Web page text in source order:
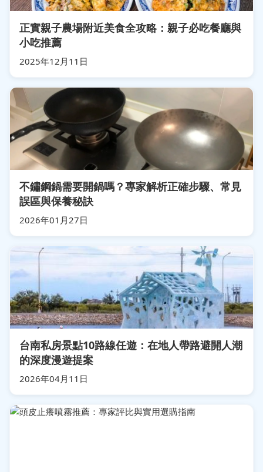
正實親子農場附近美食全攻略：親子必吃餐廳與
小吃推薦
2025年12月11日
不鏽鋼鍋需要開鍋嗎？專家解析正確步驟、常見
誤區與保養秘訣
2026年01月27日
台南私房景點10路線任遊：在地人帶路避開人潮
的深度漫遊提案
2026年04月11日